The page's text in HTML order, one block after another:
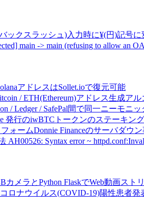
ックスラッシュ)入力時に¥(円)記号
main -> main (refusing to allow an
アドレスはSollet.ioで復元可能
/ ETH(Ethereum)アドレス生成ア
/ Ledger / SafePal間で同一ニーモ
発行のiwBTCトークンのステーキン
ォームDonnie Financeのサーバダウ
AH00526: Syntax error ~
カメラとPython FlaskでWeb動画スト
ロナウイルス(COVID-19)陽性患者